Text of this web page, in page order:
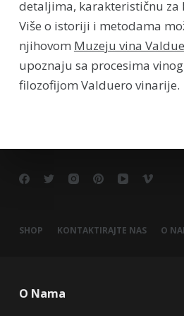
detaljima, karakterističnu za
Više o istoriji i metodama
njihovom Muzeju vina
upoznaju sa procesima
filozofijom Valduero vinarije.
SHOP KONTAKTIRAJTE NAS O
O Nama